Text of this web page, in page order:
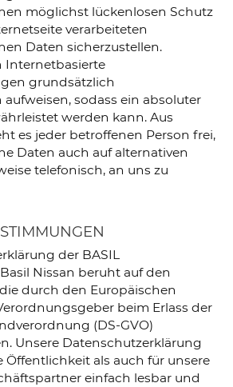
möglichst lückenlosen Schutz
verarbeiteten
Daten sicherzustellen.
Internetbasierte
grundsätzlich
sodass ein absoluter
werden kann. Aus
es jeder betroffenen Person frei,
Daten auch auf alternativen
telefonisch, an uns zu
der BASIL
Nissan beruht auf den
durch den Europäischen
beim Erlass der
(DS-GVO)
Unsere Datenschutzerklärung
Öffentlichkeit als auch für unsere
einfach lesbar und